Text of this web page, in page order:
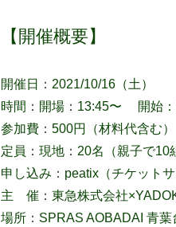
【開催概要】
開催日：2021/10/16（土）
時間：開場：13:45〜 開始
参加費：500円（材料代含む）
定員：現地：20名（親子で10
申し込み：peatix（チケットサ
主 催：東急株式会社
場所：SPRAS AOBADAI 青